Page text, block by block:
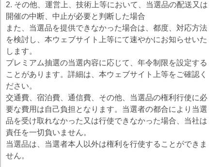
2. その他、運営上、技術上等において、当選品の配送又は
開催の中断、中止が必要と判断した場合
また、当選品を提供できなかった場合は、都度、対応方法
を検討し、本ウェブサイト上等にて速やかにお知らせいた
します。
プレミアム抽選の当選内容に応じて、年令制限を設定する
ことがあります。詳細は、本ウェブサイト上等をご確認く
ださい。
交通費、宿泊費、通信費、その他、当選品の権利行使に必
要な費用は自己負担となります。当選者の都合により当選
品を受け取れなかった又は行使できなかった場合、当社は
責任を一切負いません。
当選品は、当選者本人以外は権利を行使することができま
せん。